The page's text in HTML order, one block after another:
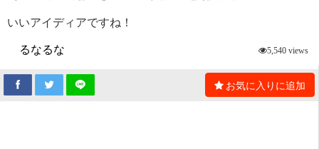
いいアイディアですね！
るなるな
5,540 views
お気に入りに追加